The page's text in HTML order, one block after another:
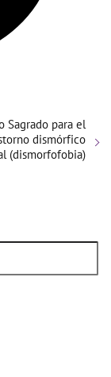
Sagrado para el
dismórfico
(dismorfofobia)